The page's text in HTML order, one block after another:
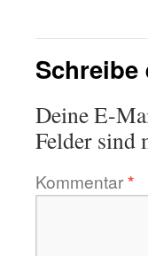
Schreibe
Deine E-
Felder sind
Kommentar*